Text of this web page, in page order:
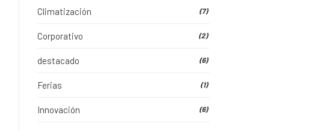
Climatización (7)
Corporativo (2)
destacado (6)
Ferias (1)
Innovación (6)